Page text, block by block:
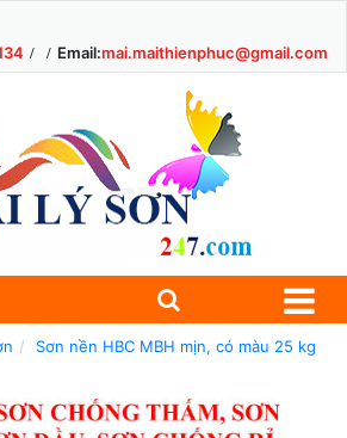
Email:mai.maithienphuc@gmail.com
Sơn nền HBC MBH mịn, có màu 25 kg